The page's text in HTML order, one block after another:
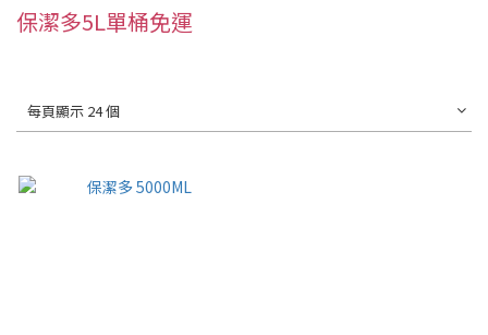
保潔多5L單桶免運
每頁顯示 24 個